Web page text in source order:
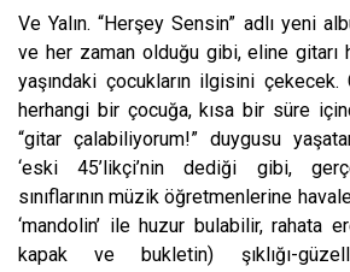
Ve Yalın. “Herşey Sensin” adlı yeni
ve her zaman olduğu gibi, eline gitarı
yaşındaki çocukların ilgisini çekecek.
herhangi bir çocuğa, kısa bir süre
“gitar çalabiliyorum!” duygusu yaşa
‘eski 45’likçi’nin dediği gibi,
sınıflarının müzik öğretmenlerine
‘mandolin’ ile huzur bulabilir, rahata
kapak ve bukletin) şıklığı-